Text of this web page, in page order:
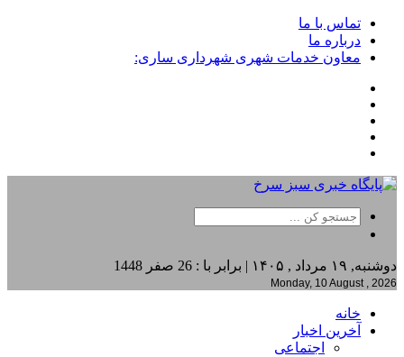
تماس با ما
درباره ما
معاون خدمات شهری شهرداری ساری:
دوشنبه, ۱۹ مرداد , ۱۴۰۵ | برابر با : 26 صفر 1448
Monday, 10 August , 2026
خانه
آخرین اخبار
اجتماعی